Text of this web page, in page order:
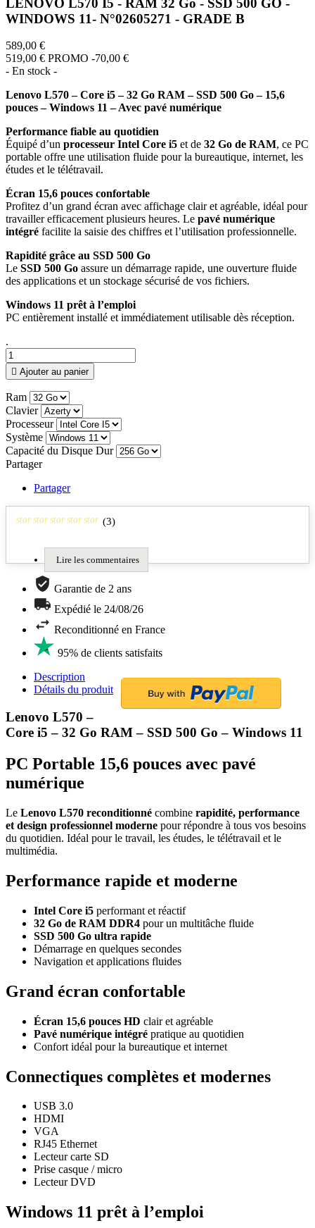
LENOVO L570 I5 - RAM 32 Go - SSD 500 GO -
WINDOWS 11- N°02605271 - GRADE B
589,00 €
519,00 € PROMO -70,00 €
- En stock -
Lenovo L570 – Core i5 – 32 Go RAM – SSD 500 Go – 15,6
pouces – Windows 11 – Avec pavé numérique
Performance fiable au quotidien
Équipé d’un processeur Intel Core i5 et de 32 Go de RAM, ce PC
portable offre une utilisation fluide pour la bureautique, internet, les
études et le télétravail.
Écran 15,6 pouces confortable
Profitez d’un grand écran avec affichage clair et agréable, idéal pour
travailler efficacement plusieurs heures. Le pavé numérique
intégré facilite la saisie des chiffres et l’utilisation professionnelle.
Rapidité grâce au SSD 500 Go
Le SSD 500 Go assure un démarrage rapide, une ouverture fluide
des applications et un stockage sécurisé de vos fichiers.
Windows 11 prêt à l’emploi
PC entièrement installé et immédiatement utilisable dès réception.
.
 Ajouter au panier
Ram
Clavier
Processeur
Système
Capacité du Disque Dur
Partager
Partager
star star star star star (3)
Lire les commentaires
Garantie de 2 ans
Expédié le 24/08/26
Reconditionné en France
95% de clients satisfaits
Description
Détails du produit
Lenovo L570 –
Core i5 – 32 Go RAM – SSD 500 Go – Windows 11
PC Portable 15,6 pouces avec pavé
numérique
Le Lenovo L570 reconditionné combine rapidité, performance
et design professionnel moderne pour répondre à tous vos besoins
du quotidien. Idéal pour le travail, les études, le télétravail et le
multimédia.
Performance rapide et moderne
Intel Core i5 performant et réactif
32 Go de RAM DDR4 pour un multitâche fluide
SSD 500 Go ultra rapide
Démarrage en quelques secondes
Navigation et applications fluides
Grand écran confortable
Écran 15,6 pouces HD clair et agréable
Pavé numérique intégré pratique au quotidien
Confort idéal pour la bureautique et internet
Connectiques complètes et modernes
USB 3.0
HDMI
VGA
RJ45 Ethernet
Lecteur carte SD
Prise casque / micro
Lecteur DVD
Windows 11 prêt à l’emploi